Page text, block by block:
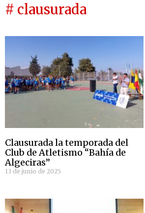
# clausurada
Clausurada la temporada del
Club de Atletismo “Bahía de
Algeciras”
13 de junio de 2025